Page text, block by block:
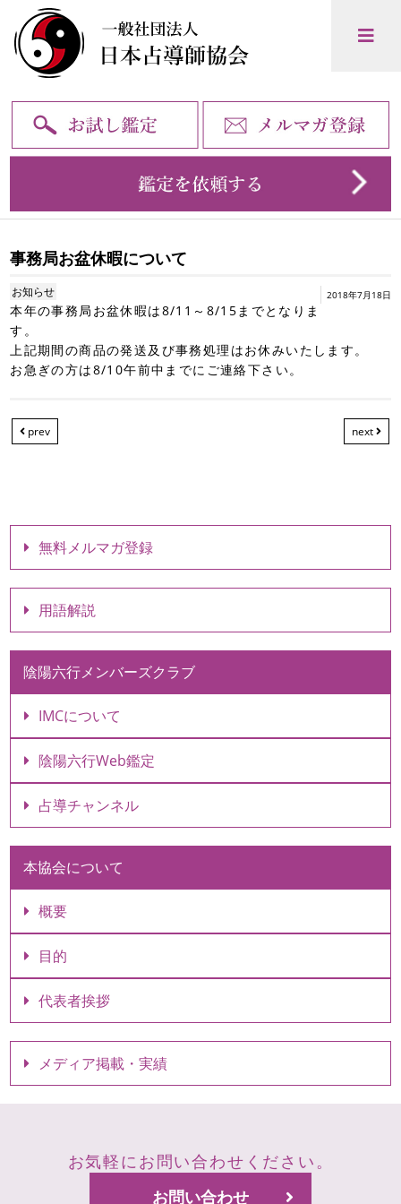
事務局お盆休暇について
2018年7月18日
お知らせ
本年の事務局お盆休暇は8/11～8/15までとなりま
す。
上記期間の商品の発送及び事務処理はお休みいたします。
お急ぎの方は8/10午前中までにご連絡下さい。
prev next
無料メルマガ登録
用語解説
陰陽六行メンバーズクラブ
IMCについて
陰陽六行Web鑑定
占導チャンネル
本協会について
概要
目的
代表者挨拶
メディア掲載・実績
お気軽にお問い合わせください。
お問い合わせ